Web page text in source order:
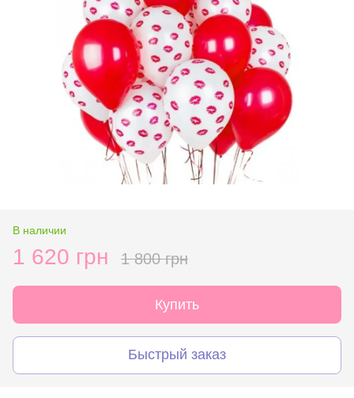
В наличии
1 620 грн 1 800 грн
Купить
Быстрый заказ